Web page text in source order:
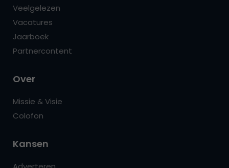
Veelgelezen
Vacatures
Jaarboek
Partnercontent
Over
Missie & Visie
Colofon
Kansen